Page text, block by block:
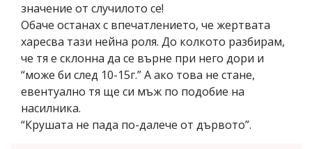
значение от случилото се!
Обаче останах с впечатлението, че жертвата
харесва тази нейна роля. До колкото разбирам,
че тя е склонна да се върне при него дори и
“може би след 10-15г.” А ако това не стане,
евентуално тя ще си мъж по подобие на
насилника.
“Крушата не пада по-далече от дървото”.